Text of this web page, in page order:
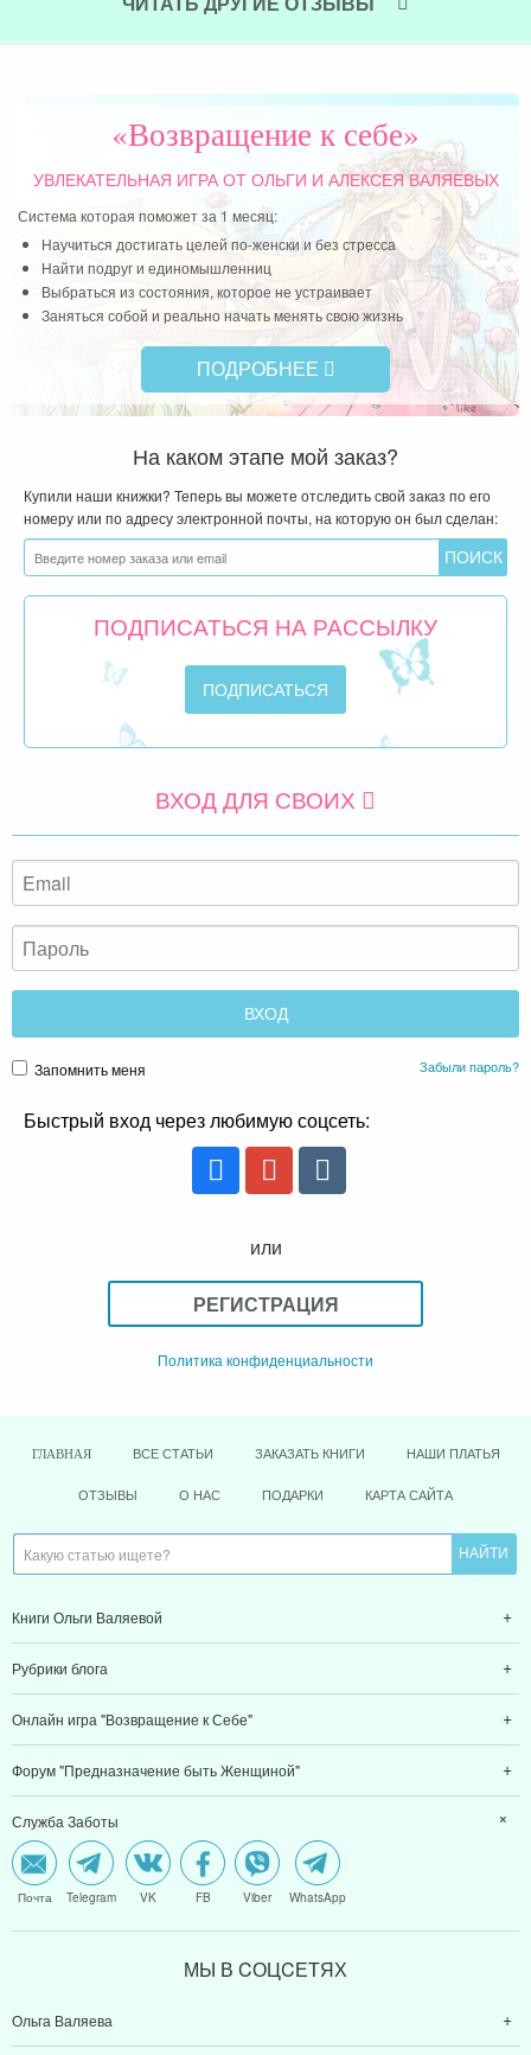
«Возвращение к себе»
УВЛЕКАТЕЛЬНАЯ ИГРАОТ ОЛЬГИ И АЛЕКСЕЯ ВАЛЯЕВЫХ
Система которая поможет за 1 месяц:
Научиться достигать целей по-женски и без стресса
Найти подруг и единомышленниц
Выбраться из состояния, которое не устраивает
Заняться собой и реально начать менять свою жизнь
ПОДРОБНЕЕ
На каком этапе мой заказ?
Купили наши книжки? Теперь вы можете отследить свой заказ по его
номеру или по адресу электронной почты, на которую он был сделан:
ПОДПИСАТЬСЯ НА РАССЫЛКУ
ВХОД ДЛЯ СВОИХ
Запомнить меня Забыли пароль?
Быстрый вход через любимую соцсеть:
или
РЕГИСТРАЦИЯ
Политика конфиденциальности
ГЛАВНАЯ ВСЕ СТАТЬИ ЗАКАЗАТЬ КНИГИ НАШИ ПЛАТЬЯ
ОТЗЫВЫ О НАС ПОДАРКИ КАРТА САЙТА
Книги Ольги Валяевой
Рубрики блога
Онлайн игра "Возвращение к Себе"
Форум "Предназначение быть Женщиной"
Служба Заботы
Почта Telegram VK FB Viber WhatsApp
МЫ В CОЦCЕТЯХ
Ольга Валяева